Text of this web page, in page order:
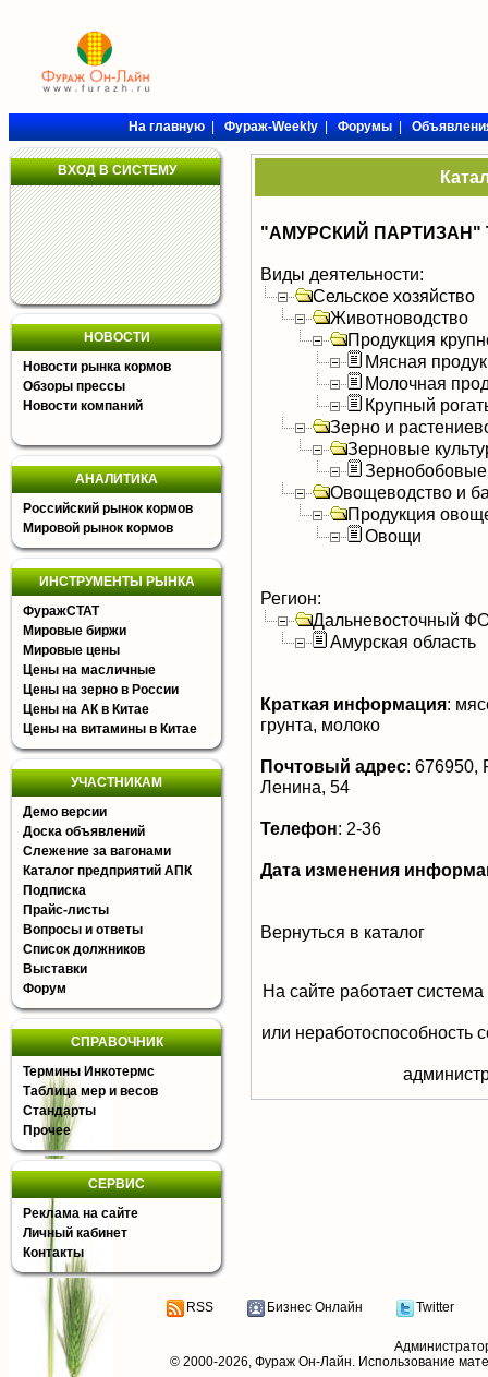
На главную|Фураж-Weekly|Форумы|
ВХОД В СИСТЕМУ
НОВОСТИ
Новости рынка кормов
Обзоры прессы
Новости компаний
АНАЛИТИКА
Российский рынок кормов
Мировой рынок кормов
ИНСТРУМЕНТЫ РЫНКА
ФуражСТАТ
Мировые биржи
Мировые цены
Цены на масличные
Цены на зерно в России
Цены на АК в Китае
Цены на витамины в Китае
УЧАСТНИКАМ
Демо версии
Доска объявлений
Слежение за вагонами
Каталог предприятий АПК
Подписка
Прайс-листы
Вопросы и ответы
Список должников
Выставки
Форум
СПРАВОЧНИК
Термины Инкотермс
Таблица мер и весов
Стандарты
Прочее
СЕРВИС
Реклама на сайте
Личный кабинет
Контакты
"АМУРСКИЙ ПАРТИЗАН"
Виды деятельности:
Сельское хозяйство
Животноводство
Продукция
Мясная
Молочная
Крупный
Зерно и
Зерновые
Зернобобовые
Овощеводство и
Продукция
Овощи
Регион:
Дальневосточный
Амурская область
Краткая информация:
грунта, молоко
Почтовый адрес: 676950,
Ленина, 54
Телефон: 2-36
Дата изменения
Вернуться в каталог
На сайте работает
или неработоспособность
RSS Бизнес Онлайн Twitter
© 2000-2026, Фураж Он-Лайн. Использование